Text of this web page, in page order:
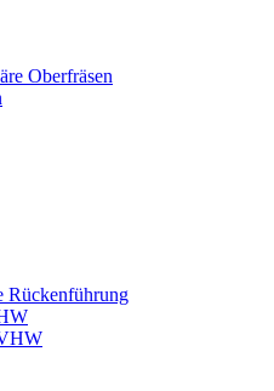
Oberfräsen
Rückenführung